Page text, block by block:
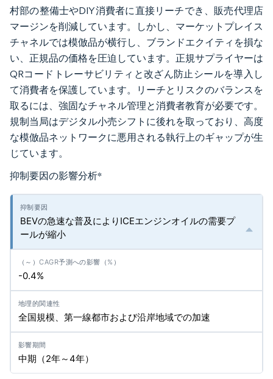
村部の整備士やDIY消費者に直接リーチでき、販売代理店
マージンを削減しています。しかし、マーケットプレイス
チャネルでは模倣品が横行し、ブランドエクイティを損な
い、正規品の価格を圧迫しています。正規サプライヤーは
QRコードトレーサビリティと改ざん防止シールを導入し
て消費者を保護しています。リーチとリスクのバランスを
取るには、強固なチャネル管理と消費者教育が必要です。
規制当局はデジタル小売シフトに後れを取っており、高度
な模倣品ネットワークに悪用される執行上のギャップが生
じています。
抑制要因の影響分析*
BEVの急速な普及によりICEエンジンオイルの需要プ
ールが縮小
-0.4%
全国規模、第一線都市および沿岸地域での加速
中期（2年～4年）